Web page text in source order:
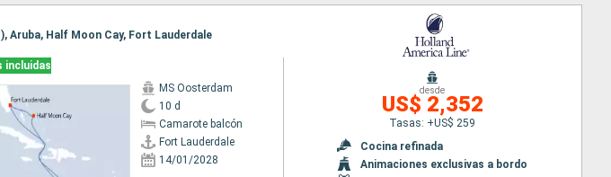
Aruba, Half Moon Cay, Fort Lauderdale
incluidas
MS Oosterdam
10 d
Camarote balcón
Fort Lauderdale
14/01/2028
desde
US$ 2,352
Tasas: +US$ 259
Cocina refinada
Animaciones exclusivas a bordo